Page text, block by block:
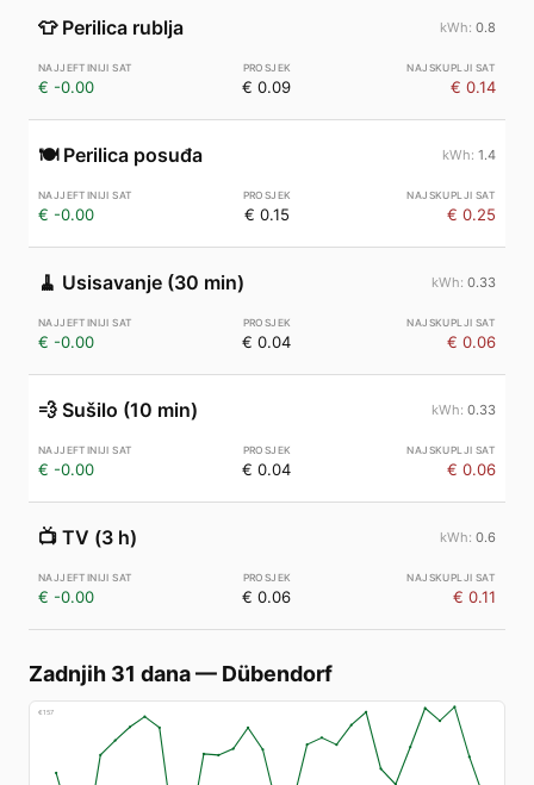
👕 Perilica rublja 0.8
€ -0.00 € 0.09 € 0.14
🍽️ Perilica posuđa 1.4
€ -0.00 € 0.15 € 0.25
🧹 Usisavanje (30 min) 0.33
€ -0.00 € 0.04 € 0.06
💨 Sušilo (10 min) 0.33
€ -0.00 € 0.04 € 0.06
📺 TV (3 h) 0.6
€ -0.00 € 0.06 € 0.11
Zadnjih 31 dana— Dübendorf
€157